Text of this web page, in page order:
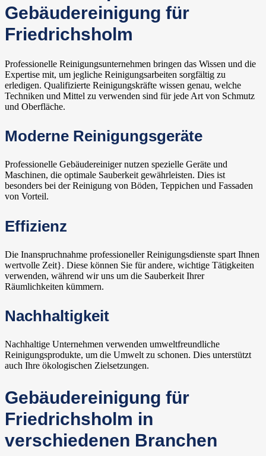
Gebäudereinigung für
Friedrichsholm
Professionelle Reinigungsunternehmen bringen das Wissen und die
Expertise mit, um jegliche Reinigungsarbeiten sorgfältig zu
erledigen. Qualifizierte Reinigungskräfte wissen genau, welche
Techniken und Mittel zu verwenden sind für jede Art von Schmutz
und Oberfläche.
Moderne Reinigungsgeräte
Professionelle Gebäudereiniger nutzen spezielle Geräte und
Maschinen, die optimale Sauberkeit gewährleisten. Dies ist
besonders bei der Reinigung von Böden, Teppichen und Fassaden
von Vorteil.
Effizienz
Die Inanspruchnahme professioneller Reinigungsdienste spart Ihnen
wertvolle Zeit}. Diese können Sie für andere, wichtige Tätigkeiten
verwenden, während wir uns um die Sauberkeit Ihrer
Räumlichkeiten kümmern.
Nachhaltigkeit
Nachhaltige Unternehmen verwenden umweltfreundliche
Reinigungsprodukte, um die Umwelt zu schonen. Dies unterstützt
auch Ihre ökologischen Zielsetzungen.
Gebäudereinigung für
Friedrichsholm in
verschiedenen Branchen